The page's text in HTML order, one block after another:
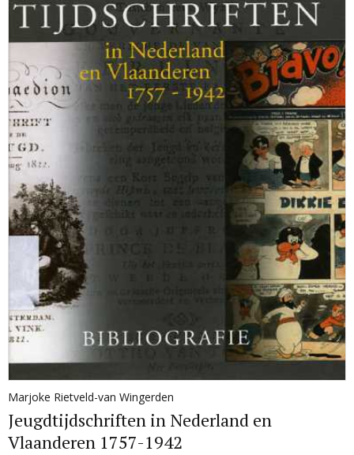
Marjoke Rietveld-van Wingerden
Jeugdtijdschriften in Nederland en
Vlaanderen 1757-1942